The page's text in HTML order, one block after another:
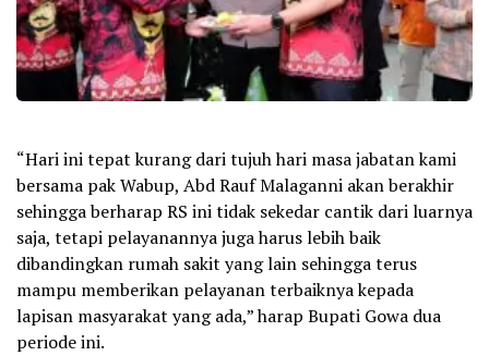
“Hari ini tepat kurang dari tujuh hari masa jabatan kami
bersama pak Wabup, Abd Rauf Malaganni akan berakhir
sehingga berharap RS ini tidak sekedar cantik dari luarnya
saja, tetapi pelayanannya juga harus lebih baik
dibandingkan rumah sakit yang lain sehingga terus
mampu memberikan pelayanan terbaiknya kepada
lapisan masyarakat yang ada,” harap Bupati Gowa dua
periode ini.